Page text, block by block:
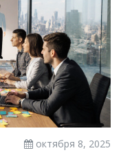
октября 8, 2025